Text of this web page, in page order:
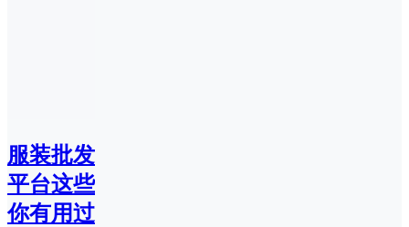
服装批发
平台这些
你有用过